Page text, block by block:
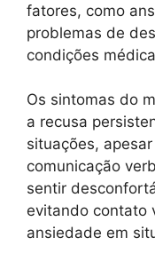
fatores, como
problemas de
condições
Os sintomas do
a recusa
situações,
comunicação
sentir
evitando contato
ansiedade em